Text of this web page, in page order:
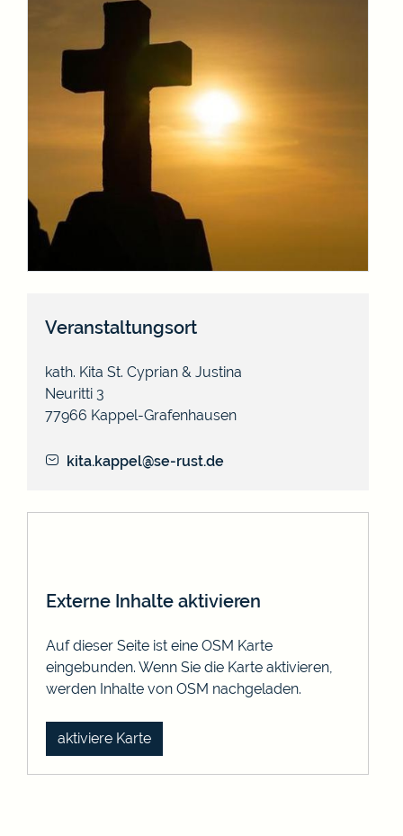
Veranstaltungsort
kath. Kita St. Cyprian & Justina
Neuritti 3
77966 Kappel-Grafenhausen
kita.kappel@se-rust.de
Externe Inhalte aktivieren
Auf dieser Seite ist eine OSM Karte
eingebunden. Wenn Sie die Karte aktivieren,
werden Inhalte von OSM nachgeladen.
aktiviere Karte